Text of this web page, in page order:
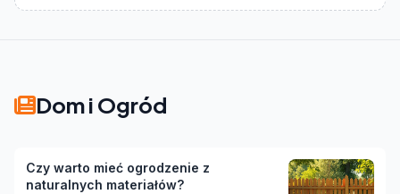
Dom i Ogród
Czy warto mieć ogrodzenie z
naturalnych materiałów?